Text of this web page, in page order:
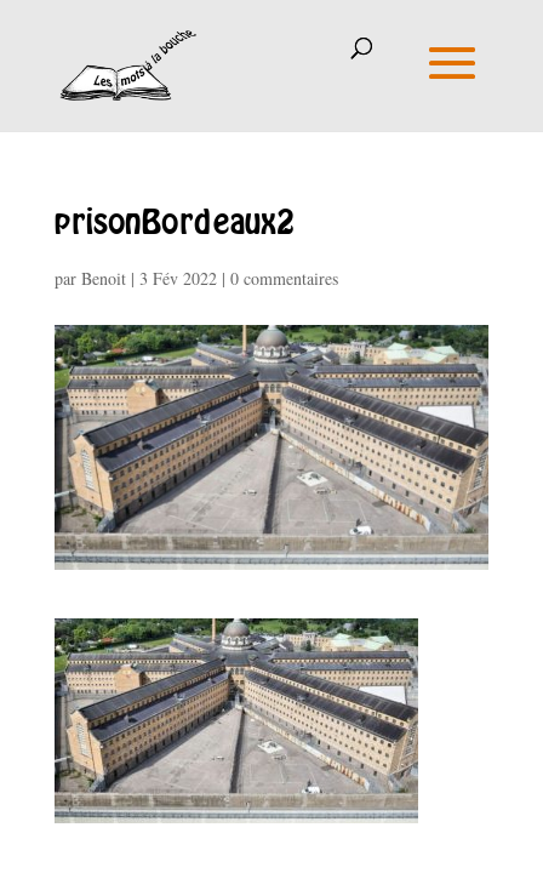
prisonBordeaux2
par Benoit| 3 Fév 2022| 0 commentaires